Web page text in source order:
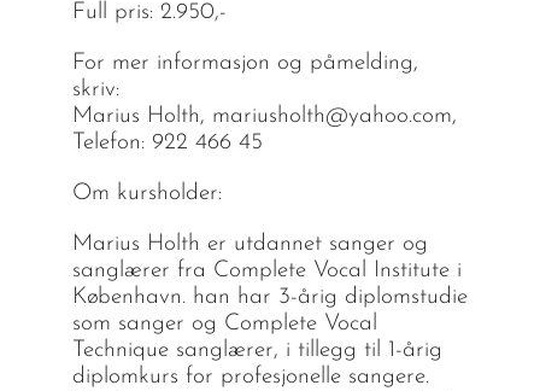
Full pris: 2.950,-
For mer informasjon og påmelding,
skriv:
Marius Holth, mariusholth@yahoo.com,
Telefon: 922 466 45
Om kursholder:
Marius Holth er utdannet sanger og
sanglærer fra Complete Vocal Institute i
København. han har 3-årig diplomstudie
som sanger og Complete Vocal
Technique sanglærer, i tillegg til 1-årig
diplomkurs for profesjonelle sangere.